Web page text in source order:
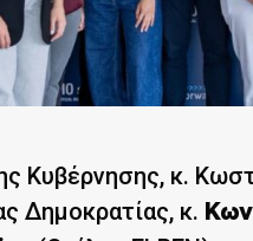
Κυβέρνησης, κ.
Δημοκρατίας, κ.